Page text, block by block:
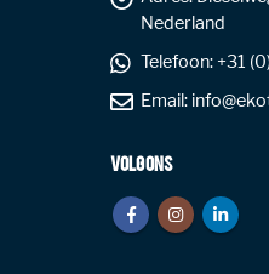
Nederland
Telefoon: +31
Email:
VOLG ONS